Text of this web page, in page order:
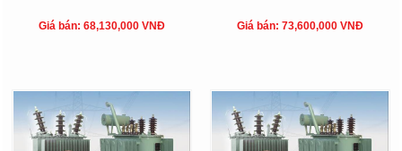
Giá bán: 68,130,000 VNĐ Giá bán: 73,600,000 VNĐ